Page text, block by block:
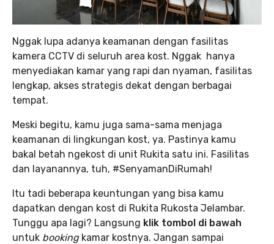
Nggak lupa adanya keamanan dengan fasilitas
kamera CCTV di seluruh area kost. Nggak hanya
menyediakan kamar yang rapi dan nyaman, fasilitas
lengkap, akses strategis dekat dengan berbagai
tempat.
Meski begitu, kamu juga sama-sama menjaga
keamanan di lingkungan kost, ya. Pastinya kamu
bakal betah ngekost di unit Rukita satu ini. Fasilitas
dan layanannya, tuh, #SenyamanDiRumah!
Itu tadi beberapa keuntungan yang bisa kamu
dapatkan dengan kost di Rukita Rukosta Jelambar.
Tunggu apa lagi? Langsung klik tombol di bawah
untuk booking kamar kostnya. Jangan sampai